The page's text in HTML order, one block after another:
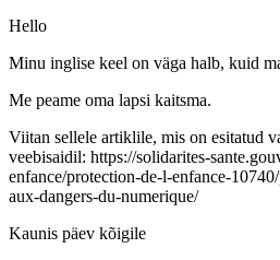
Hello
Minu inglise keel on väga halb, kuid
Me peame oma lapsi kaitsma.
Viitan sellele artiklile, mis on esitatud
veebisaidil: https://solidarites-
enfance/protection-de-l-enfance-
aux-dangers-du-numerique/
Kaunis päev kõigile